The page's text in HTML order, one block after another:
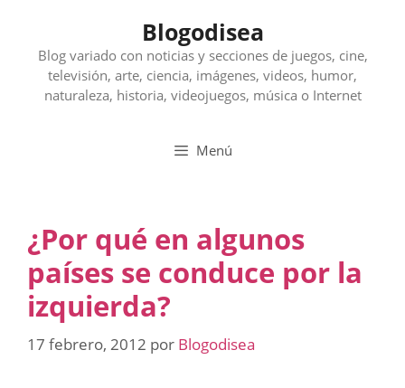
contenido
Blogodisea
Blog variado con noticias y secciones de juegos, cine,
televisión, arte, ciencia, imágenes, videos, humor,
naturaleza, historia, videojuegos, música o Internet
Menú
¿Por qué en algunos
países se conduce por la
izquierda?
17 febrero, 2012 por Blogodisea